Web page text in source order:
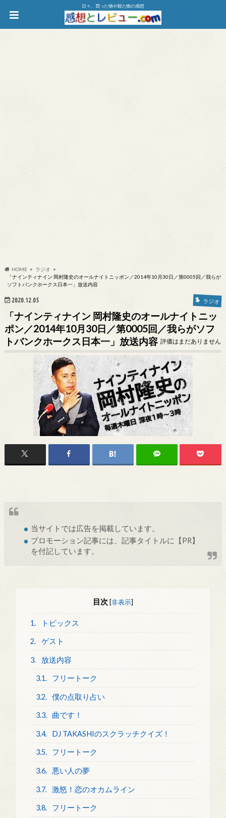
日々、買った物や観た物の感想
HOME
ラジオ
「ナインティナイン 岡村隆史のオールナイトニッポン／2014年10月30日／第0005回／我らが
ソフトバンクホークス日本一」放送内容
2020.12.05 ラジオ
「ナインティナイン 岡村隆史のオールナイトニッ
ポン／2014年10月30日／第0005回／我らがソフ
トバンクホークス日本一」放送内容 評価はまだありません
当サイトでは広告を掲載しています。
プロモーション記事には、記事タイトルに【PR】
を付記しています。
目次 [非表示]
1. トピックス
2. ゲスト
3. 放送内容
3.1. フリートーク
3.2. 僕の点取り占い
3.3. 曲です！
3.4. DJ TAKASHIのスクラッチクイズ！
3.5. フリートーク
3.6. 悪い人の夢
3.7. 激怒！恋のオカムライン
3.8. フリートーク